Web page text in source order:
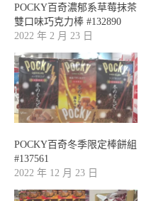
POCKY百奇濃郁系草莓抹茶
雙口味巧克力棒 #132890
2022 年 2 月 23 日
POCKY百奇冬季限定棒餅組
#137561
2022 年 12 月 23 日